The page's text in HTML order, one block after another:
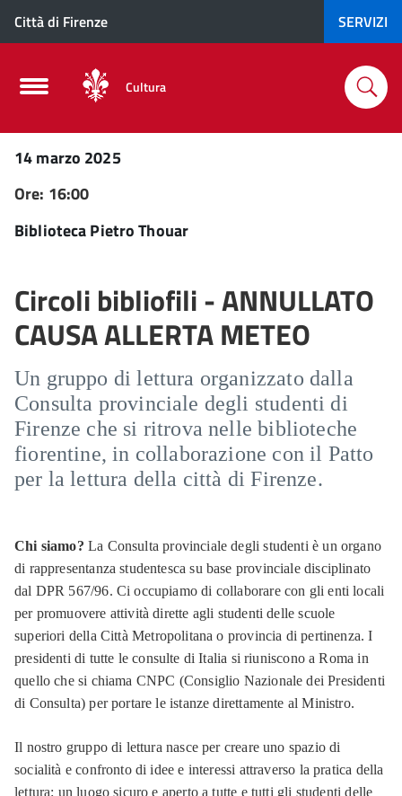
Città di Firenze SERVIZI
Cultura
14 marzo 2025
Ore: 16:00
Biblioteca Pietro Thouar
Circoli bibliofili - ANNULLATO
CAUSA ALLERTA METEO
Un gruppo di lettura organizzato dalla
Consulta provinciale degli studenti di
Firenze che si ritrova nelle biblioteche
fiorentine, in collaborazione con il Patto
per la lettura della città di Firenze.
Chi siamo? La Consulta provinciale degli studenti è un organo
di rappresentanza studentesca su base provinciale disciplinato
dal DPR 567/96. Ci occupiamo di collaborare con gli enti locali
per promuovere attività dirette agli studenti delle scuole
superiori della Città Metropolitana o provincia di pertinenza. I
presidenti di tutte le consulte di Italia si riuniscono a Roma in
quello che si chiama CNPC (Consiglio Nazionale dei Presidenti
di Consulta) per portare le istanze direttamente al Ministro.
Il nostro gruppo di lettura nasce per creare uno spazio di
socialità e confronto di idee e interessi attraverso la pratica della
lettura: un luogo sicuro e aperto a tutte e tutti gli studenti delle